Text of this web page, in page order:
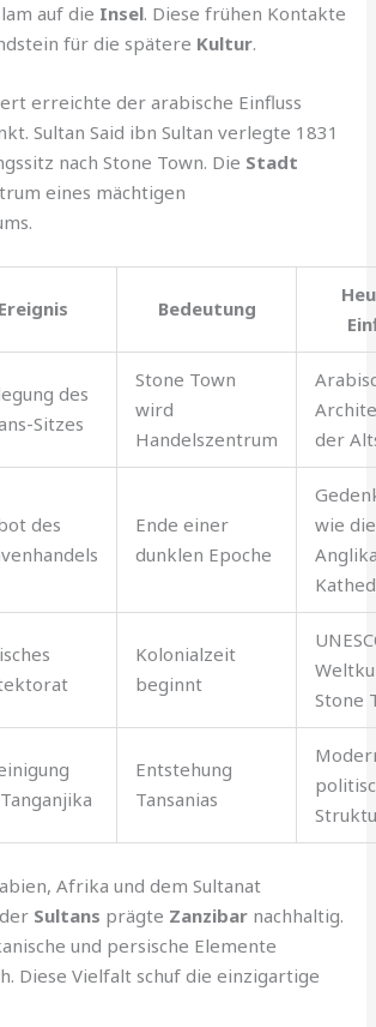
auf die Insel. Diese frühen Kontakte
für die spätere Kultur.
erreichte der arabische Einfluss
Sultan Said ibn Sultan verlegte 1831
nach Stone Town. Die Stadt
eines mächtigen
Ereignis Bedeutung
des
Sitzes
Stone Town
wird
Handelszentrum
der
des
Ende einer
dunklen Epoche
wie die
Kolonialzeit
beginnt
Stone
Entstehung
Tansanias
Afrika und dem Sultanat
Sultans prägte Zanzibar nachhaltig.
und persische Elemente
Diese Vielfalt schuf die einzigartige